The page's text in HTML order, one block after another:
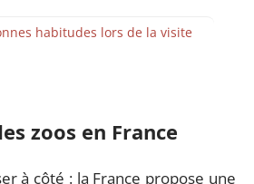
habitudes lors de la visite
zoos en France
à côté : la France propose une